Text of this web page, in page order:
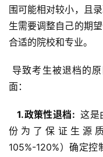
围可能相对较小，且
生需要调整自己的期
合适的院校和专业。
面：
  1.政策性退档:
这是
份为了保证生源
105%-120%）确定